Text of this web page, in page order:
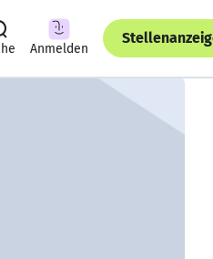
Anmelden